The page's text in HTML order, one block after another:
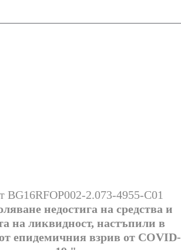
BG16RFOP002-2.073-4955-C01
недостига на средства и
на ликвидност, настъпили в
от епидемичния взрив от COVID-